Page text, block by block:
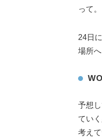
って。
24日
場所
予想
てい
考え